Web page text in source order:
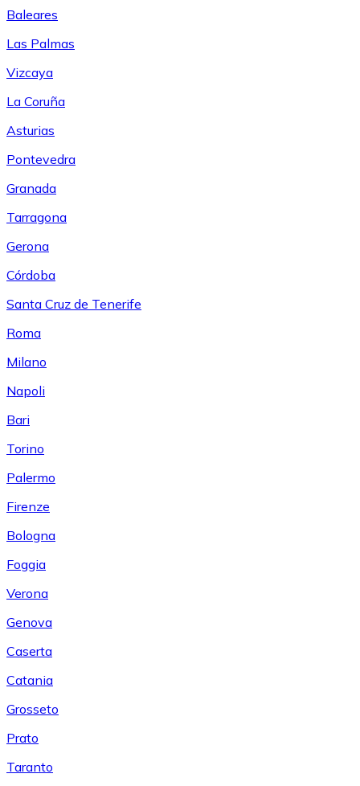
Baleares
Las Palmas
Vizcaya
La Coruña
Asturias
Pontevedra
Granada
Tarragona
Gerona
Córdoba
Santa Cruz de Tenerife
Roma
Milano
Napoli
Bari
Torino
Palermo
Firenze
Bologna
Foggia
Verona
Genova
Caserta
Catania
Grosseto
Prato
Taranto